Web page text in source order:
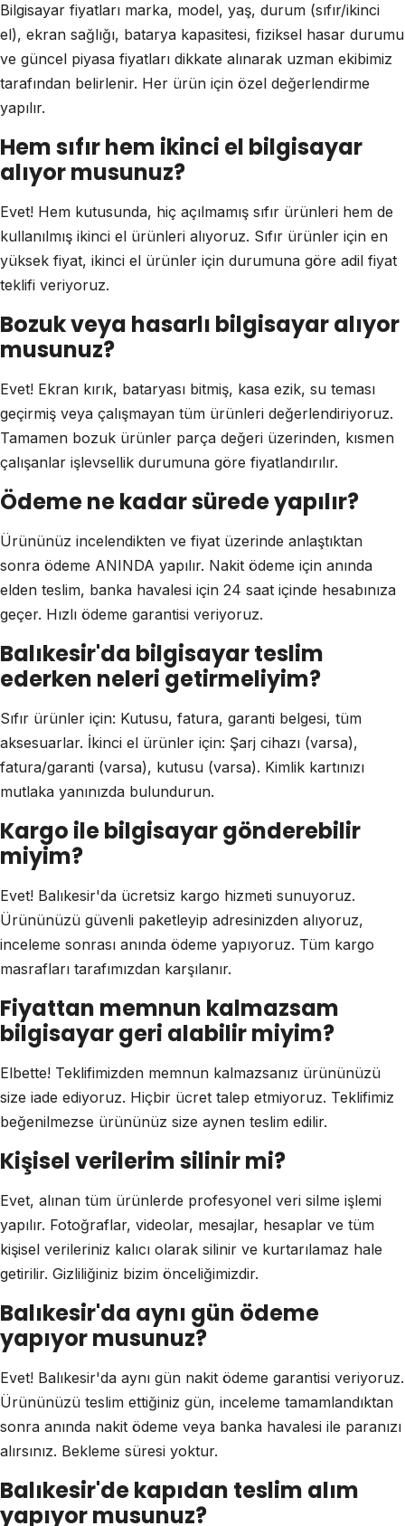
Bilgisayar fiyatları marka, model, yaş, durum (sıfır/ikinci
el), ekran sağlığı, batarya kapasitesi, fiziksel hasar durumu
ve güncel piyasa fiyatları dikkate alınarak uzman ekibimiz
tarafından belirlenir. Her ürün için özel değerlendirme
yapılır.
Hem sıfır hem ikinci el bilgisayar
alıyor musunuz?
Evet! Hem kutusunda, hiç açılmamış sıfır ürünleri hem de
kullanılmış ikinci el ürünleri alıyoruz. Sıfır ürünler için en
yüksek fiyat, ikinci el ürünler için durumuna göre adil fiyat
teklifi veriyoruz.
Bozuk veya hasarlı bilgisayar alıyor
musunuz?
Evet! Ekran kırık, bataryası bitmiş, kasa ezik, su teması
geçirmiş veya çalışmayan tüm ürünleri değerlendiriyoruz.
Tamamen bozuk ürünler parça değeri üzerinden, kısmen
çalışanlar işlevsellik durumuna göre fiyatlandırılır.
Ödeme ne kadar sürede yapılır?
Ürününüz incelendikten ve fiyat üzerinde anlaştıktan
sonra ödeme ANINDA yapılır. Nakit ödeme için anında
elden teslim, banka havalesi için 24 saat içinde hesabınıza
geçer. Hızlı ödeme garantisi veriyoruz.
Balıkesir'da bilgisayar teslim
ederken neleri getirmeliyim?
Sıfır ürünler için: Kutusu, fatura, garanti belgesi, tüm
aksesuarlar. İkinci el ürünler için: Şarj cihazı (varsa),
fatura/garanti (varsa), kutusu (varsa). Kimlik kartınızı
mutlaka yanınızda bulundurun.
Kargo ile bilgisayar gönderebilir
miyim?
Evet! Balıkesir'da ücretsiz kargo hizmeti sunuyoruz.
Ürününüzü güvenli paketleyip adresinizden alıyoruz,
inceleme sonrası anında ödeme yapıyoruz. Tüm kargo
masrafları tarafımızdan karşılanır.
Fiyattan memnun kalmazsam
bilgisayar geri alabilir miyim?
Elbette! Teklifimizden memnun kalmazsanız ürününüzü
size iade ediyoruz. Hiçbir ücret talep etmiyoruz. Teklifimiz
beğenilmezse ürününüz size aynen teslim edilir.
Kişisel verilerim silinir mi?
Evet, alınan tüm ürünlerde profesyonel veri silme işlemi
yapılır. Fotoğraflar, videolar, mesajlar, hesaplar ve tüm
kişisel verileriniz kalıcı olarak silinir ve kurtarılamaz hale
getirilir. Gizliliğiniz bizim önceliğimizdir.
Balıkesir'da aynı gün ödeme
yapıyor musunuz?
Evet! Balıkesir'da aynı gün nakit ödeme garantisi veriyoruz.
Ürününüzü teslim ettiğiniz gün, inceleme tamamlandıktan
sonra anında nakit ödeme veya banka havalesi ile paranızı
alırsınız. Bekleme süresi yoktur.
Balıkesir'de kapıdan teslim alım
yapıyor musunuz?